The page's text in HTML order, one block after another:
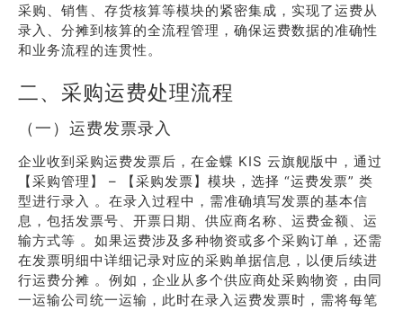
采购、销售、存货核算等模块的紧密集成，实现了运费从
录入、分摊到核算的全流程管理，确保运费数据的准确性
和业务流程的连贯性。
二、采购运费处理流程
（一）运费发票录入
企业收到采购运费发票后，在金蝶 KIS 云旗舰版中，通过
【采购管理】 – 【采购发票】模块，选择 “运费发票” 类
型进行录入 。在录入过程中，需准确填写发票的基本信
息，包括发票号、开票日期、供应商名称、运费金额、运
输方式等 。如果运费涉及多种物资或多个采购订单，还需
在发票明细中详细记录对应的采购单据信息，以便后续进
行运费分摊 。例如，企业从多个供应商处采购物资，由同
一运输公司统一运输，此时在录入运费发票时，需将每笔